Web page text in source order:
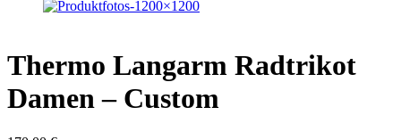
Thermo Langarm Radtrikot
Damen – Custom